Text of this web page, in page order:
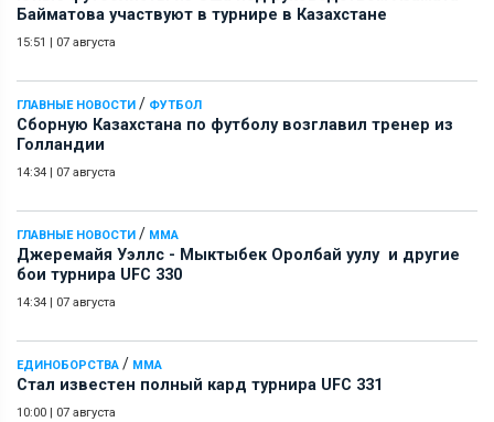
Байматова участвуют в турнире в Казахстане
15:51 07 августа
ГЛАВНЫЕ НОВОСТИ / ФУТБОЛ
Сборную Казахстана по футболу возглавил тренер из
Голландии
14:34 07 августа
ГЛАВНЫЕ НОВОСТИ / ММА
Джеремайя Уэллс - Мыктыбек Оролбай уулу и другие
бои турнира UFC 330
14:34 07 августа
ЕДИНОБОРСТВА / ММА
Стал известен полный кард турнира UFC 331
10:00 07 августа